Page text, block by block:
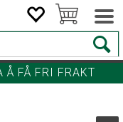
Å FÅ FRI FRAKT